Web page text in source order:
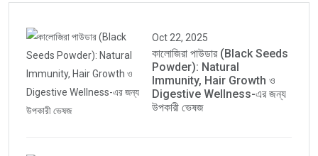
Oct 22, 2025
কালোজিরা পাউডার (Black Seeds
Powder): Natural
Immunity, Hair Growth ও
Digestive Wellness-এর জন্য
উপকারী ভেষজ